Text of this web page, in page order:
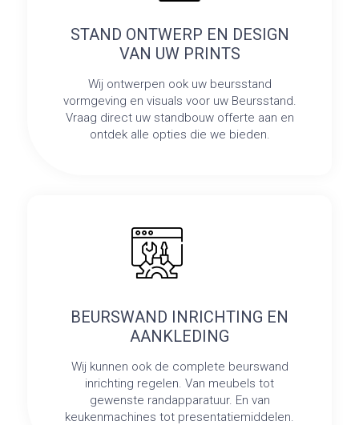
STAND ONTWERP EN DESIGN
VAN UW PRINTS
Wij ontwerpen ook uw beursstand
vormgeving en visuals voor uw Beursstand.
Vraag direct uw standbouw offerte aan en
ontdek alle opties die we bieden.
BEURSWAND INRICHTING EN
AANKLEDING
Wij kunnen ook de complete beurswand
inrichting regelen. Van meubels tot
gewenste randapparatuur. En van
keukenmachines tot presentatiemiddelen.